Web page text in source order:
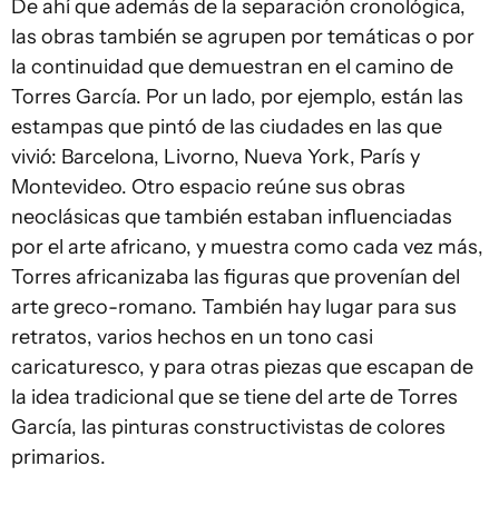
De ahí que además de la separación cronológica,
las obras también se agrupen por temáticas o por
la continuidad que demuestran en el camino de
Torres García. Por un lado, por ejemplo, están las
estampas que pintó de las ciudades en las que
vivió: Barcelona, Livorno, Nueva York, París y
Montevideo. Otro espacio reúne sus obras
neoclásicas que también estaban influenciadas
por el arte africano, y muestra como cada vez más,
Torres africanizaba las figuras que provenían del
arte greco-romano. También hay lugar para sus
retratos, varios hechos en un tono casi
caricaturesco, y para otras piezas que escapan de
la idea tradicional que se tiene del arte de Torres
García, las pinturas constructivistas de colores
primarios.